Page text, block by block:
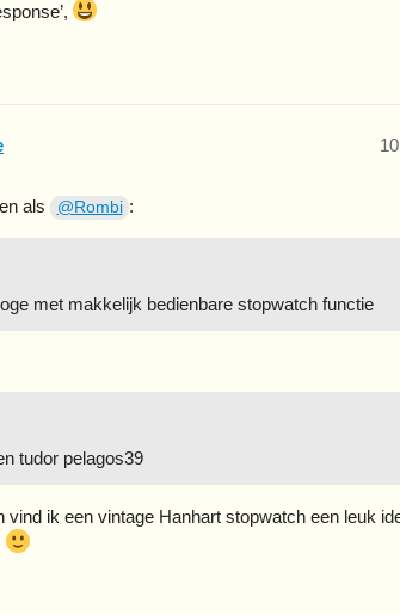
10
als @Rombi :
met makkelijk bedienbare stopwatch functie
tudor pelagos39
vind ik een vintage Hanhart stopwatch een leuk